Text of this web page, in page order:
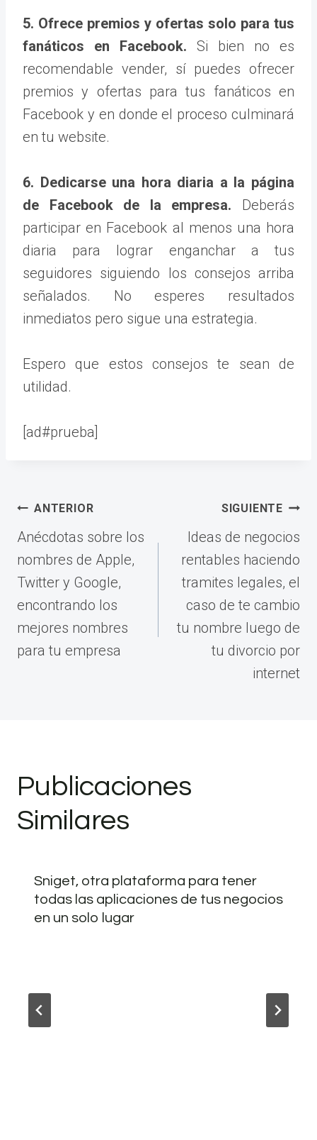
5. Ofrece premios y ofertas solo para tus
fanáticos en Facebook. Si bien no es
recomendable vender, sí puedes ofrecer
premios y ofertas para tus fanáticos en
Facebook y en donde el proceso culminará
en tu website.
6. Dedicarse una hora diaria a la página
de Facebook de la empresa. Deberás
participar en Facebook al menos una hora
diaria para lograr enganchar a tus
seguidores siguiendo los consejos arriba
señalados. No esperes resultados
inmediatos pero sigue una estrategia.
Espero que estos consejos te sean de
utilidad.
[ad#prueba]
Navegación
de
entradas
ANTERIOR
Anécdotas sobre los
nombres de Apple,
Twitter y Google,
encontrando los
mejores nombres
para tu empresa
SIGUIENTE
Ideas de negocios
rentables haciendo
tramites legales, el
caso de te cambio
tu nombre luego de
tu divorcio por
internet
Publicaciones
Similares
Sniget, otra plataforma para tener
todas las aplicaciones de tus negocios
en un solo lugar